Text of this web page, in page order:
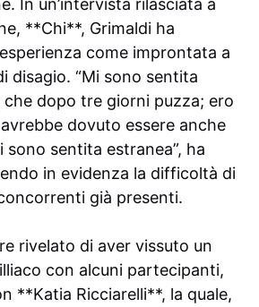
In un’intervista rilasciata a
**Chi**, Grimaldi ha
come improntata a
disagio. “Mi sono sentita
che dopo tre giorni puzza; ero
dovuto essere anche
sono sentita estranea”, ha
in evidenza la difficoltà di
già presenti.
rivelato di aver vissuto un
con alcuni partecipanti,
**Katia Ricciarelli**, la quale,